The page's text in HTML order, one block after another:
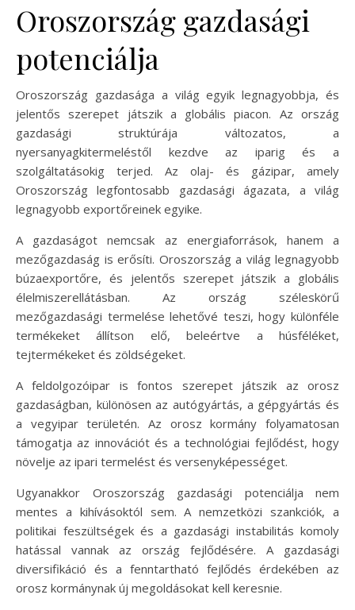
Oroszország gazdasági
potenciálja
Oroszország gazdasága a világ egyik legnagyobbja, és
jelentős szerepet játszik a globális piacon. Az ország
gazdasági struktúrája változatos, a
nyersanyagkitermeléstől kezdve az iparig és a
szolgáltatásokig terjed. Az olaj- és gázipar, amely
Oroszország legfontosabb gazdasági ágazata, a világ
legnagyobb exportőreinek egyike.
A gazdaságot nemcsak az energiaforrások, hanem a
mezőgazdaság is erősíti. Oroszország a világ legnagyobb
búzaexportőre, és jelentős szerepet játszik a globális
élelmiszerellátásban. Az ország széleskörű
mezőgazdasági termelése lehetővé teszi, hogy különféle
termékeket állítson elő, beleértve a húsféléket,
tejtermékeket és zöldségeket.
A feldolgozóipar is fontos szerepet játszik az orosz
gazdaságban, különösen az autógyártás, a gépgyártás és
a vegyipar területén. Az orosz kormány folyamatosan
támogatja az innovációt és a technológiai fejlődést, hogy
növelje az ipari termelést és versenyképességet.
Ugyanakkor Oroszország gazdasági potenciálja nem
mentes a kihívásoktól sem. A nemzetközi szankciók, a
politikai feszültségek és a gazdasági instabilitás komoly
hatással vannak az ország fejlődésére. A gazdasági
diversifikáció és a fenntartható fejlődés érdekében az
orosz kormánynak új megoldásokat kell keresnie.